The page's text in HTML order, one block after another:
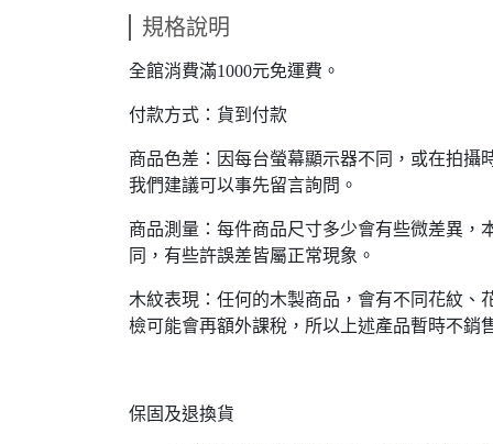
規格說明
全館消費滿1000元免運費。
付款方式：貨到付款
商品色差：因每台螢幕顯示器不同，或在拍
我們建議可以事先留言詢問。
商品測量：每件商品尺寸多少會有些微差異
同，有些許誤差皆屬正常現象。
木紋表現：任何的木製商品，會有不同花紋
檢可能會再額外課稅，所以上述產品暫時不銷
保固及退換貨